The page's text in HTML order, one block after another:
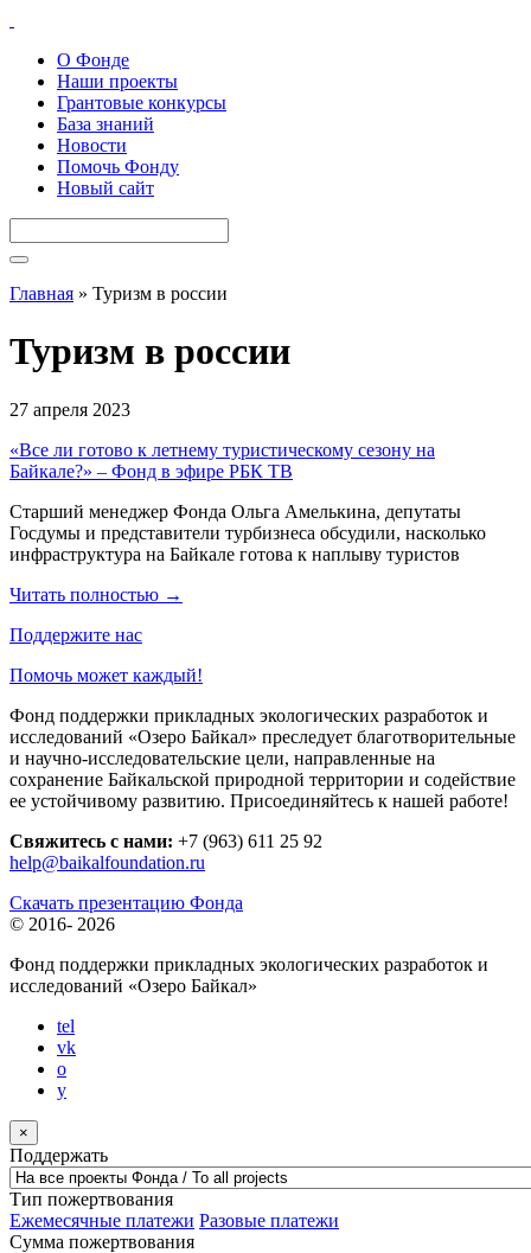
О Фонде
Наши проекты
Грантовые конкурсы
База знаний
Новости
Помочь Фонду
Новый сайт
Главная » Туризм в россии
Туризм в россии
27 апреля 2023
«Все ли готово к летнему туристическому сезону на
Байкале?» – Фонд в эфире РБК ТВ
Старший менеджер Фонда Ольга Амелькина, депутаты
Госдумы и представители турбизнеса обсудили, насколько
инфраструктура на Байкале готова к наплыву туристов
Читать полностью →
Поддержите нас
Помочь может каждый!
Фонд поддержки прикладных экологических разработок и
исследований «Озеро Байкал» преследует благотворительные
и научно-исследовательские цели, направленные на
сохранение Байкальской природной территории и содействие
ее устойчивому развитию. Присоединяйтесь к нашей работе!
Свяжитесь с нами: +7 (963) 611 25 92
help@baikalfoundation.ru
Скачать презентацию Фонда
© 2016- 2026
Фонд поддержки прикладных экологических разработок и
исследований «Озеро Байкал»
tel
vk
o
y
×
Поддержать
Тип пожертвования
Ежемесячные платежи Разовые платежи
Сумма пожертвования